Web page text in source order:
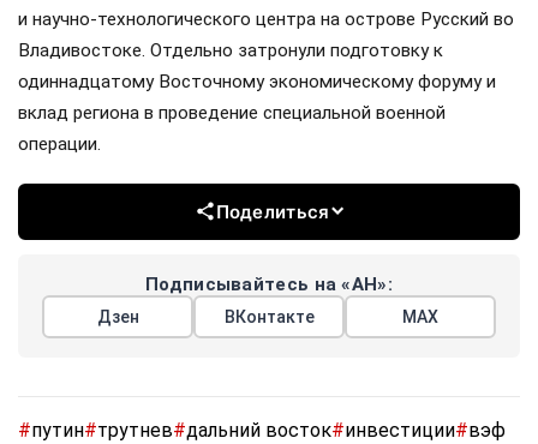
и научно-технологического центра на острове Русский во
Владивостоке. Отдельно затронули подготовку к
одиннадцатому Восточному экономическому форуму и
вклад региона в проведение специальной военной
операции.
Поделиться
Подписывайтесь на «АН»:
Дзен ВКонтакте МАХ
#путин#трутнев#дальний восток#инвестиции#вэф